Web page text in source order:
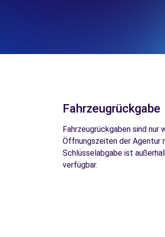
Fahrzeugrückgabe
Fahrzeugrückgaben sind nur
Öffnungszeiten der Agentur
Schlüsselabgabe ist
verfügbar.